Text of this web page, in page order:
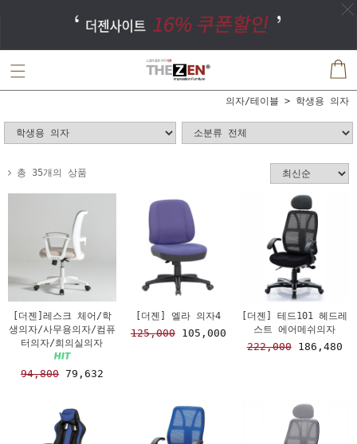
의자/테이블 학생용 의자
총 35개의 상품
[더젠]레스크 체어/학
생의자/사무용의자/컴퓨
터의자/희의실의자
94,80079,632
[더젠] 엘라 의자4
125,000105,000
[더젠] 테드101 헤드레
스트 에어메쉬의자
222,000186,480